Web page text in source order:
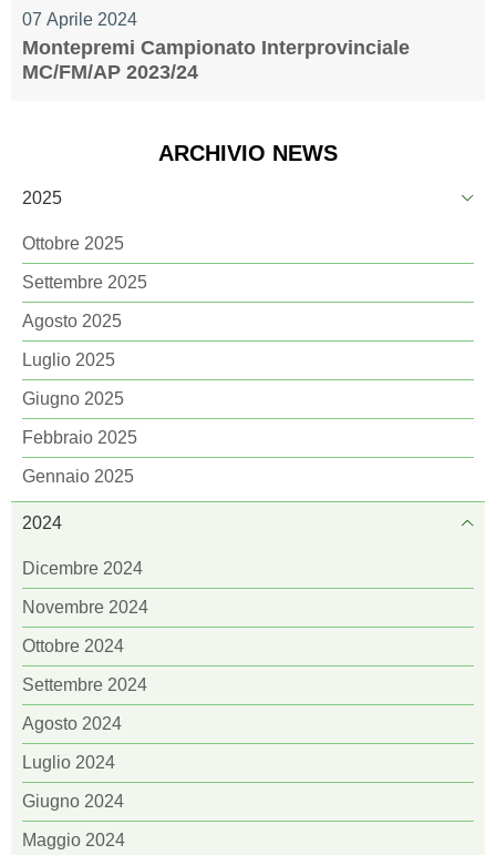
07 Aprile 2024
Montepremi Campionato Interprovinciale
MC/FM/AP 2023/24
ARCHIVIO NEWS
2025
Ottobre 2025
Settembre 2025
Agosto 2025
Luglio 2025
Giugno 2025
Febbraio 2025
Gennaio 2025
2024
Dicembre 2024
Novembre 2024
Ottobre 2024
Settembre 2024
Agosto 2024
Luglio 2024
Giugno 2024
Maggio 2024